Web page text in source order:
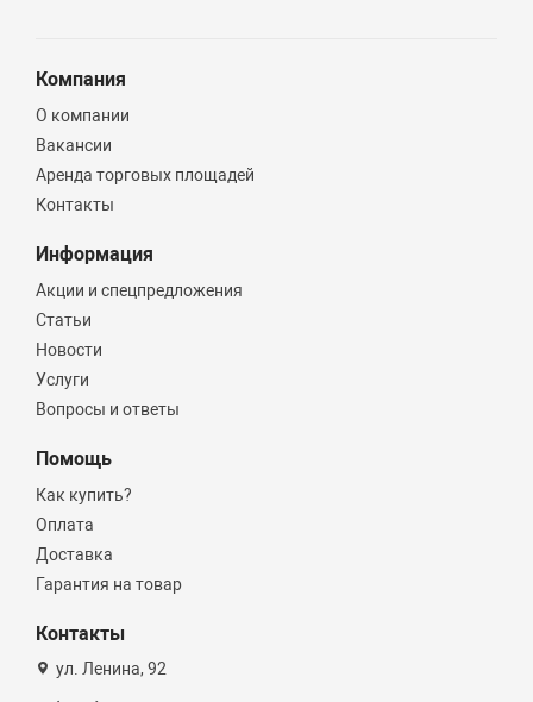
Компания
О компании
Вакансии
Аренда торговых площадей
Контакты
Информация
Акции и спецпредложения
Статьи
Новости
Услуги
Вопросы и ответы
Помощь
Как купить?
Оплата
Доставка
Гарантия на товар
Контакты
ул. Ленина, 92